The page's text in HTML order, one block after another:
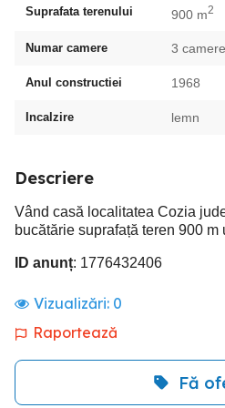
Suprafata terenului 900 m2
Numar camere 3 camere
Anul constructiei 1968
Incalzire lemn
Descriere
Vând casă localitatea Cozia
bucătărie suprafață teren 900 m
ID anunț: 1776432406
Vizualizări: 0
Raportează
Fă